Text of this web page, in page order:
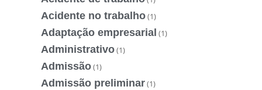
Acidente no trabalho(1)
Adaptação empresarial (1)
Administrativo(1)
Admissão(1)
Admissão preliminar(1)